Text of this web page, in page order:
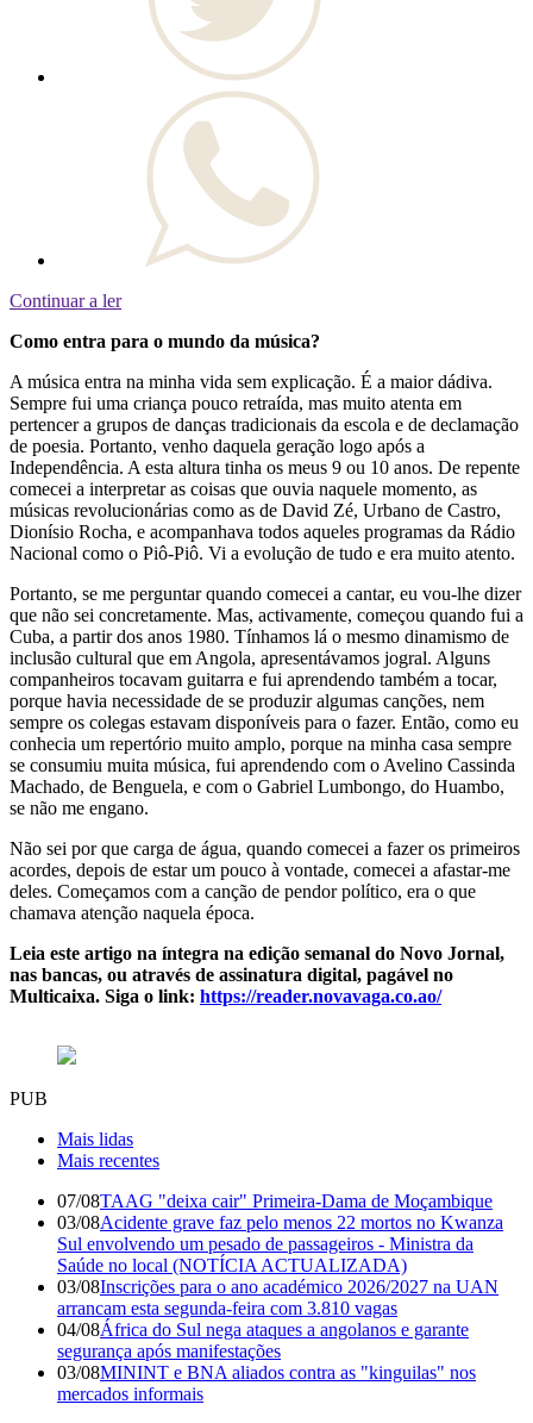
Continuar a ler
Como entra para o mundo da música?
A música entra na minha vida sem explicação. É a maior dádiva.
Sempre fui uma criança pouco retraída, mas muito atenta em
pertencer a grupos de danças tradicionais da escola e de declamação
de poesia. Portanto, venho daquela geração logo após a
Independência. A esta altura tinha os meus 9 ou 10 anos. De repente
comecei a interpretar as coisas que ouvia naquele momento, as
músicas revolucionárias como as de David Zé, Urbano de Castro,
Dionísio Rocha, e acompanhava todos aqueles programas da Rádio
Nacional como o Piô-Piô. Vi a evolução de tudo e era muito atento.
Portanto, se me perguntar quando comecei a cantar, eu vou-lhe dizer
que não sei concretamente. Mas, activamente, começou quando fui a
Cuba, a partir dos anos 1980. Tínhamos lá o mesmo dinamismo de
inclusão cultural que em Angola, apresentávamos jogral. Alguns
companheiros tocavam guitarra e fui aprendendo também a tocar,
porque havia necessidade de se produzir algumas canções, nem
sempre os colegas estavam disponíveis para o fazer. Então, como eu
conhecia um repertório muito amplo, porque na minha casa sempre
se consumiu muita música, fui aprendendo com o Avelino Cassinda
Machado, de Benguela, e com o Gabriel Lumbongo, do Huambo,
se não me engano.
Não sei por que carga de água, quando comecei a fazer os primeiros
acordes, depois de estar um pouco à vontade, comecei a afastar-me
deles. Começamos com a canção de pendor político, era o que
chamava atenção naquela época.
Leia este artigo na íntegra na edição semanal do Novo Jornal,
nas bancas, ou através de assinatura digital, pagável no
Multicaixa. Siga o link: https://reader.novavaga.co.ao/
PUB
Mais lidas
Mais recentes
07/08TAAG "deixa cair" Primeira-Dama de Moçambique
03/08Acidente grave faz pelo menos 22 mortos no Kwanza
Sul envolvendo um pesado de passageiros - Ministra da
Saúde no local (NOTÍCIA ACTUALIZADA)
03/08Inscrições para o ano académico 2026/2027 na UAN
arrancam esta segunda-feira com 3.810 vagas
04/08África do Sul nega ataques a angolanos e garante
segurança após manifestações
03/08MININT e BNA aliados contra as "kinguilas" nos
mercados informais